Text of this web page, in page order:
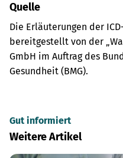
Quelle
Die Erläuterungen der
bereitgestellt von der
GmbH im Auftrag des
Gesundheit (BMG).
Gut informiert
Weitere Artikel